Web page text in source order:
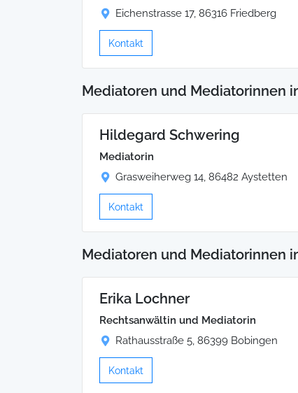
Eichenstrasse 17, 86316 Friedberg
Kontakt
Mediatoren und Mediatorinnen
Hildegard Schwering
Mediatorin
Grasweiherweg 14, 86482 Aystetten
Kontakt
Mediatoren und Mediatorinnen
Erika Lochner
Rechtsanwältin und Mediatorin
Rathausstraße 5, 86399 Bobingen
Kontakt